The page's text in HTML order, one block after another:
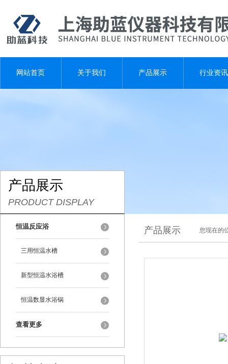
网站首页 关于我们 产品展示 行业资讯
产品展示
PRODUCT DISPLAY
恒温反应浴
三用恒温水槽
新型恒温水浴槽
恒温数显水浴锅
查看更多
产品展示 您现在的